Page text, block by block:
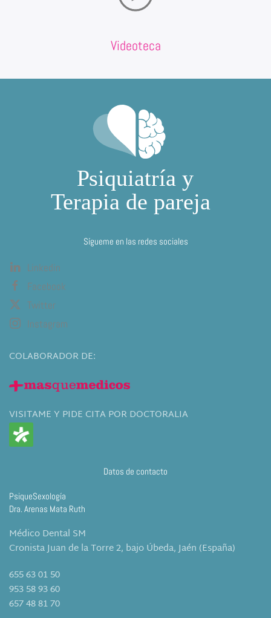
Videoteca
Sígueme en las redes sociales
Linkedin
Facebook
Twitter
Instagram
COLABORADOR DE:
VISITAME Y PIDE CITA POR DOCTORALIA
Datos de contacto
PsiqueSexología
Dra. Arenas Mata Ruth
Médico Dental SM
Cronista Juan de la Torre 2, bajo Úbeda, Jaén (España)
655 63 01 50
953 58 93 60
657 48 81 70